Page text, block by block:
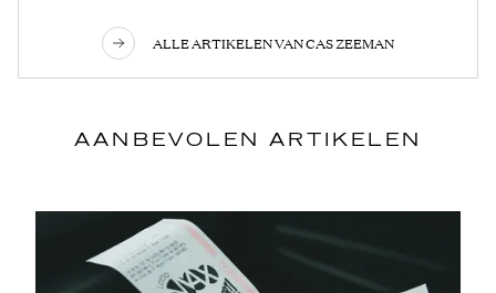
ALLE ARTIKELEN VAN CAS ZEEMAN
AANBEVOLEN ARTIKELEN